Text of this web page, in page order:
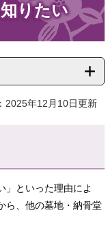
りたい
2025年12月10日更新
」といった理由によ
ら、他の墓地・納骨堂